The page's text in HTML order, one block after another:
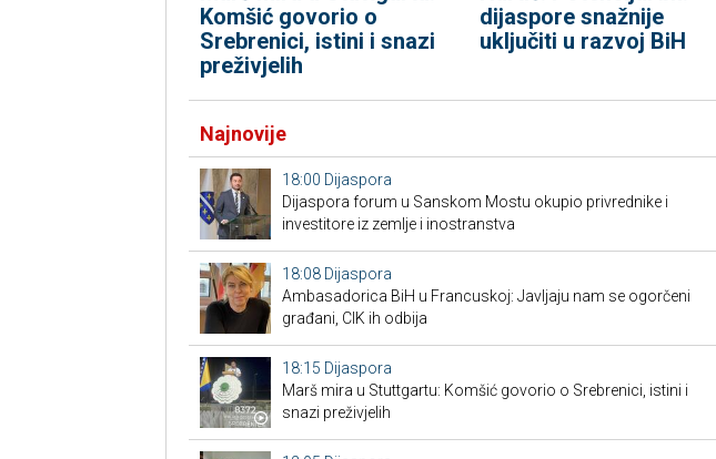
Komšić govorio o
Srebrenici, istini i snazi
preživjelih
dijaspore snažnije
uključiti u razvoj BiH
Najnovije
18:00 Dijaspora
Dijaspora forum u Sanskom Mostu okupio privrednike i
investitore iz zemlje i inostranstva
18:08 Dijaspora
Ambasadorica BiH u Francuskoj: Javljaju nam se ogorčeni
građani, CIK ih odbija
18:15 Dijaspora
Marš mira u Stuttgartu: Komšić govorio o Srebrenici, istini i
snazi preživjelih